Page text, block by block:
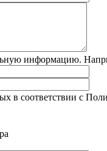
информацию.
в соответствии с